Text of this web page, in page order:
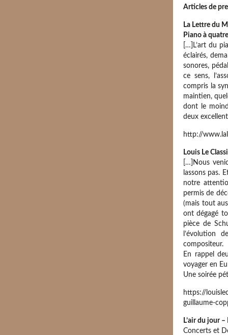
Articles de
La Lettre du
Piano à
[…]L’art du
éclairés,
sonores,
ce sens,
compris la
maintien,
dont le
deux
http://
Louis Le
[…]Nous
lassons pas.
notre
permis de
(mais tout
ont dégagé
pièce de
l’évolution
compositeur.
En rappel
voyager en
Une soirée
https://
guillaume-
L’air du jour
Concerts et